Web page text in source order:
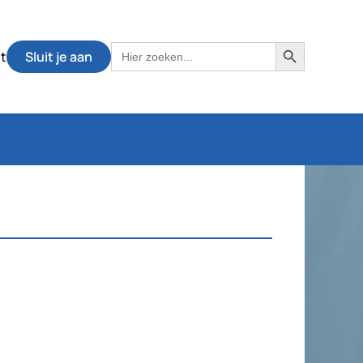
Sluit je aan Zoek
naar:
Zoekknop